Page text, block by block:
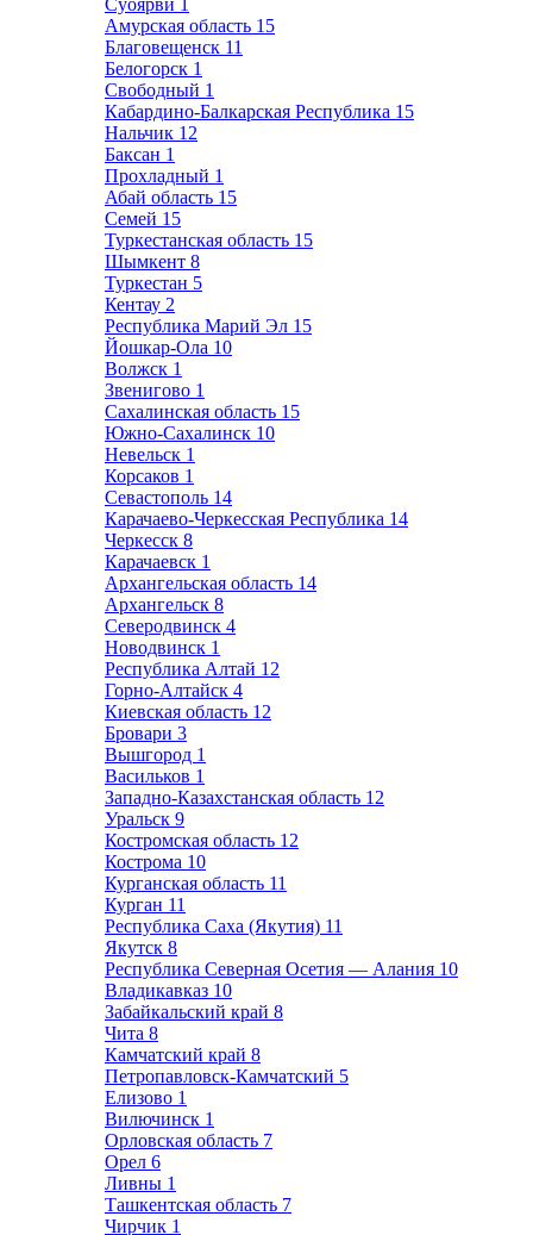
Суоярви 1
Амурская область 15
Благовещенск 11
Белогорск 1
Свободный 1
Кабардино-Балкарская Республика 15
Нальчик 12
Баксан 1
Прохладный 1
Абай область 15
Семей 15
Туркестанская область 15
Шымкент 8
Туркестан 5
Кентау 2
Республика Марий Эл 15
Йошкар-Ола 10
Волжск 1
Звенигово 1
Сахалинская область 15
Южно-Сахалинск 10
Невельск 1
Корсаков 1
Севастополь 14
Карачаево-Черкесская Республика 14
Черкесск 8
Карачаевск 1
Архангельская область 14
Архангельск 8
Северодвинск 4
Новодвинск 1
Республика Алтай 12
Горно-Алтайск 4
Киевская область 12
Бровари 3
Вышгород 1
Васильков 1
Западно-Казахстанская область 12
Уральск 9
Костромская область 12
Кострома 10
Курганская область 11
Курган 11
Республика Саха (Якутия) 11
Якутск 8
Республика Северная Осетия — Алания 10
Владикавказ 10
Забайкальский край 8
Чита 8
Камчатский край 8
Петропавловск-Камчатский 5
Елизово 1
Вилючинск 1
Орловская область 7
Орел 6
Ливны 1
Ташкентская область 7
Чирчик 1